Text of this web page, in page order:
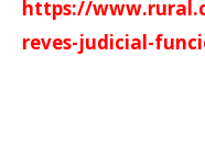
https://
reves-judicial-